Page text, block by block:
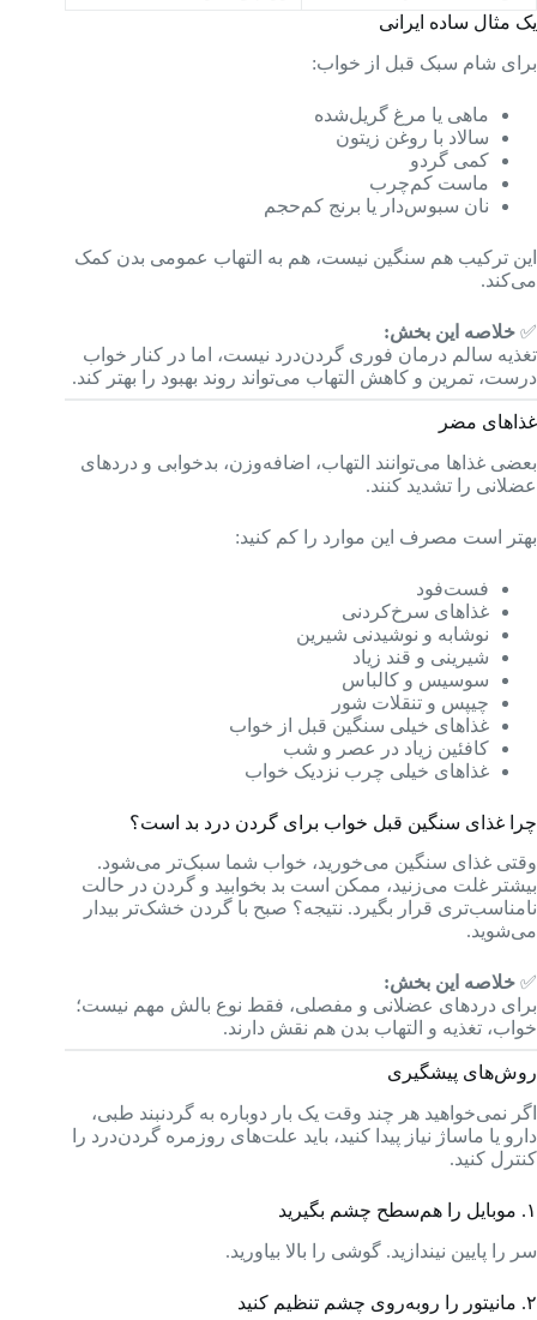
یک مثال ساده ایرانی
برای شام سبک قبل از خواب:
ماهی یا مرغ گریل‌شده
سالاد با روغن زیتون
کمی گردو
ماست کم‌چرب
نان سبوس‌دار یا برنج کم‌حجم
این ترکیب هم سنگین نیست، هم به التهاب عمومی بدن کمک
می‌کند.
✅ خلاصه این بخش:
تغذیه سالم درمان فوری گردن‌درد نیست، اما در کنار خواب
درست، تمرین و کاهش التهاب می‌تواند روند بهبود را بهتر کند.
غذاهای مضر
بعضی غذاها می‌توانند التهاب، اضافه‌وزن، بدخوابی و دردهای
عضلانی را تشدید کنند.
بهتر است مصرف این موارد را کم کنید:
فست‌فود
غذاهای سرخ‌کردنی
نوشابه و نوشیدنی شیرین
شیرینی و قند زیاد
سوسیس و کالباس
چیپس و تنقلات شور
غذاهای خیلی سنگین قبل از خواب
کافئین زیاد در عصر و شب
غذاهای خیلی چرب نزدیک خواب
چرا غذای سنگین قبل خواب برای گردن درد بد است؟
وقتی غذای سنگین می‌خورید، خواب شما سبک‌تر می‌شود.
بیشتر غلت می‌زنید، ممکن است بد بخوابید و گردن در حالت
نامناسب‌تری قرار بگیرد. نتیجه؟ صبح با گردن خشک‌تر بیدار
می‌شوید.
✅ خلاصه این بخش:
برای دردهای عضلانی و مفصلی، فقط نوع بالش مهم نیست؛
خواب، تغذیه و التهاب بدن هم نقش دارند.
روش‌های پیشگیری
اگر نمی‌خواهید هر چند وقت یک بار دوباره به گردنبند طبی،
دارو یا ماساژ نیاز پیدا کنید، باید علت‌های روزمره گردن‌درد را
کنترل کنید.
۱. موبایل را هم‌سطح چشم بگیرید
سر را پایین نیندازید. گوشی را بالا بیاورید.
۲. مانیتور را روبه‌روی چشم تنظیم کنید